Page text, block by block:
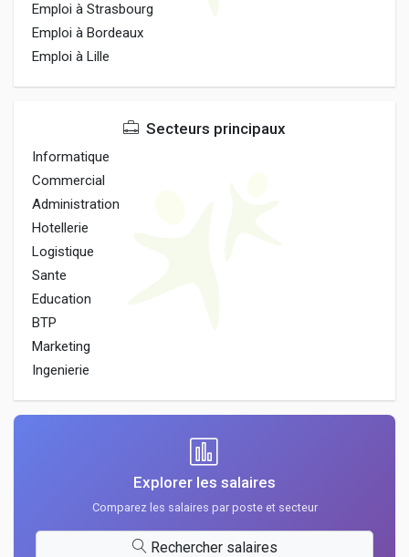
Emploi à Strasbourg
Emploi à Bordeaux
Emploi à Lille
Secteurs principaux
Informatique
Commercial
Administration
Hotellerie
Logistique
Sante
Education
BTP
Marketing
Ingenierie
Explorer les salaires
Comparez les salaires par poste et secteur
Rechercher salaires